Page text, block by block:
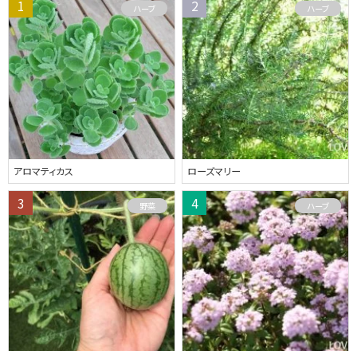
アロマティカス
ハーブ
ローズマリー
ハーブ
野菜 ハーブ